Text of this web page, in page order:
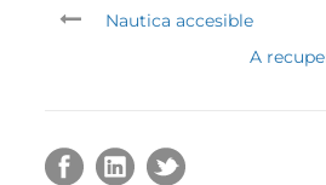
Nautica accesible
A